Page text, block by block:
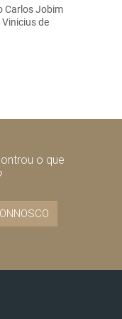
Carlos Jobim
de
o que